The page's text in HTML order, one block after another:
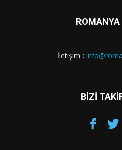
ROMANYA
İletişim :
BİZİ